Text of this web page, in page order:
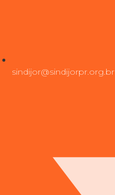
sindijor@sindijorpr.org.br